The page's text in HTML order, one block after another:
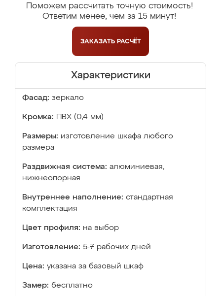
Поможем рассчитать точную стоимость!
Ответим менее, чем за 15 минут!
ЗАКАЗАТЬ РАСЧЁТ
Характеристики
Фасад: зеркало
Кромка: ПВХ (0,4 мм)
Размеры: изготовление шкафа любого
размера
Раздвижная система: алюминиевая,
нижнеопорная
Внутреннее наполнение: стандартная
комплектация
Цвет профиля: на выбор
Изготовление: 5-7 рабочих дней
Цена: указана за базовый шкаф
Замер: бесплатно